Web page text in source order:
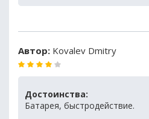
Автор: Kovalev Dmitry
Достоинства:
Батарея, быстродействие.